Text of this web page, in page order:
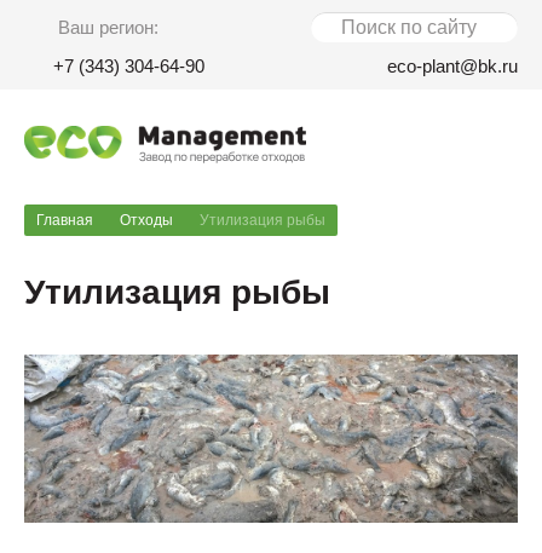
Ваш регион:
+7 (343) 304-64-90
eco-plant@bk.ru
Главная Отходы Утилизация рыбы
Утилизация рыбы